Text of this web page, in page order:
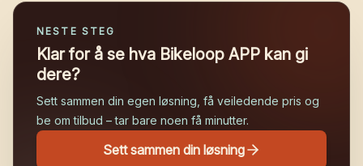
NESTE STEG
Klar for å se hva Bikeloop APP kan gi
dere?
Sett sammen din egen løsning, få veiledende pris og
be om tilbud – tar bare noen få minutter.
Sett sammen din løsning